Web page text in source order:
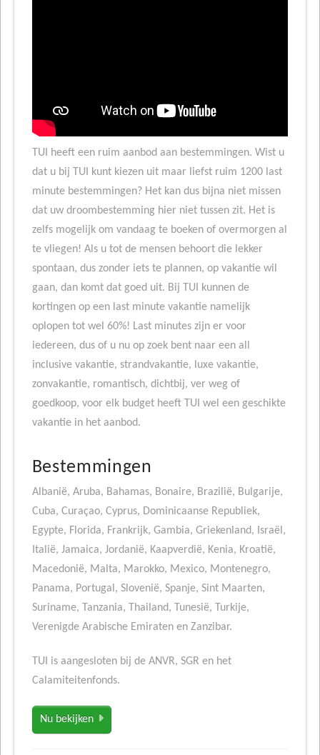
TUI heeft een ruim aanbod aan bestemmingen. Wist u
dat u bij TUI kunt kiezen uit maar liefst ruim 1200 last
minute bestemmingen? Het kan dus bijna niet missen
dat uw droombestemming hier niet tussen zit. Het is
zelfs mogelijk om vandaag te boeken of overmorgen al
te vliegen! Als u tot de mensen behoort die lekker
spontaan, dus zonder iets te plannen, op vakantie wil
gaan, dan komt dat goed uit. Bij TUI kunnen de
kortingen op een last minute vakantie namelijk
oplopen tot wel 60%! Last minutes zijn er voor
iedereen, dus of u nu op zoek bent naar een all
inclusive vakantie, strandvakantie, luxe vakantie,
zonvakantie, romantisch, dichtbij, ver weg of
goedkoop, voor elk budget heeft TUI wel een geschikte
vakantie in het aanbod.
Bestemmingen
Albanië, Aruba, Bahamas, Bonaire, Brazilië, Bulgarije,
Cuba, Curaçao, Cyprus, Dominicaanse Republiek,
Egypte, Florida, Frankrijk, Gambia, Griekenland, Israël,
Italië, Jamaica, Jordanië, Kaapverdië, Kenia, Kroatië,
Macedonië, Malta, Marokko, Mexico, Montenegro,
Panama, Portugal, Slovenië, Spanje, Sint Maarten,
Suriname, Tanzania, Thailand, Tunesië, Turkije,
Verenigde Arabische Emiraten en Zanzibar.
TUI is aangesloten bij de ANVR, SGR en het
Calamiteitenfonds.
Nu bekijken